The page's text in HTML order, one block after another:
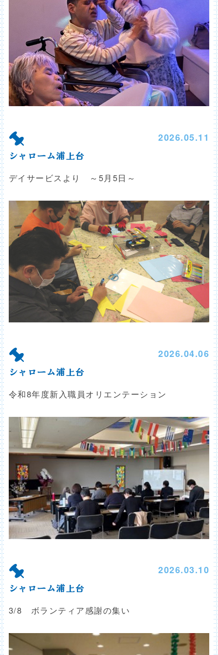
2026.05.11
シャローム浦上台
デイサービスより ～5月5日～
2026.04.06
シャローム浦上台
令和8年度新入職員オリエンテーション
2026.03.10
シャローム浦上台
3/8 ボランティア感謝の集い